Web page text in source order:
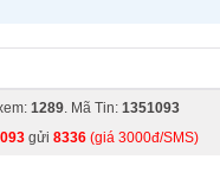
1289. Mã Tin: 1351093
gửi 8336 (giá 3000đ/SMS)